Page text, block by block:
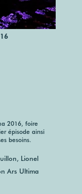
2016, foire
épisode ainsi
besoins.
Lionel
Ars Ultima